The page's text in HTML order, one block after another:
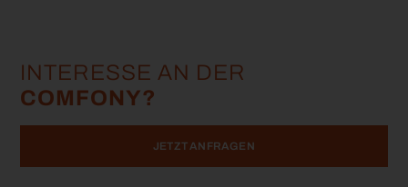
INTERESSE AN DER
COMFONY?
JETZT ANFRAGEN